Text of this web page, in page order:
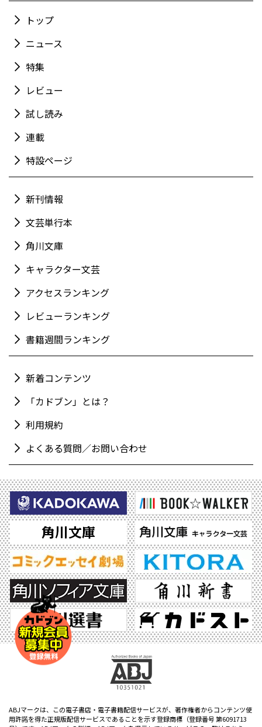
トップ
ニュース
特集
レビュー
試し読み
連載
特設ページ
新刊情報
文芸単行本
角川文庫
キャラクター文芸
アクセスランキング
レビューランキング
書籍週間ランキング
新着コンテンツ
「カドブン」とは？
利用規約
よくある質問／お問い合わせ
ABJマークは、この電子書店・電子書籍配信サービスが、著作権者からコンテンツ使
用許諾を得た正規版配信サービスであることを示す登録商標（登録番号 第6091713